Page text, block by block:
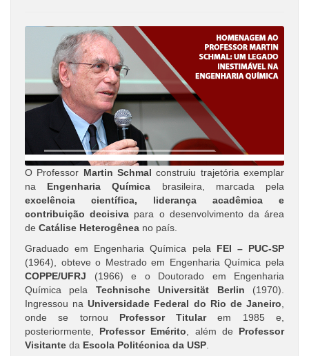
O Professor Martin Schmal construiu trajetória exemplar
na Engenharia Química brasileira, marcada pela
excelência científica, liderança acadêmica e
contribuição decisiva para o desenvolvimento da área
de Catálise Heterogênea no país.
Graduado em Engenharia Química pela FEI – PUC-SP
(1964), obteve o Mestrado em Engenharia Química pela
COPPE/UFRJ (1966) e o Doutorado em Engenharia
Química pela Technische Universität Berlin (1970).
Ingressou na Universidade Federal do Rio de Janeiro
onde se tornou Professor Titularem 1985 e,
posteriormente, Professor Emérito , além de Professor
Visitante da Escola Politécnica da USP